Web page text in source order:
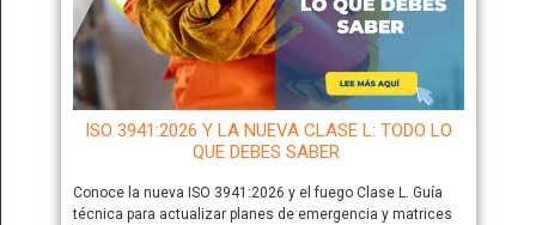
ISO 3941:2026 Y LA NUEVA CLASE L: TODO LO
QUE DEBES SABER
Conoce la nueva ISO 3941:2026 y el fuego Clase L. Guía
técnica para actualizar planes de emergencia y matrices